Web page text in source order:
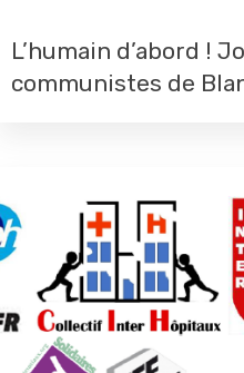
L’humain d’abord !
communistes de